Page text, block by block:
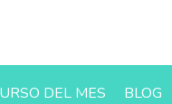
DEL MES BLOG